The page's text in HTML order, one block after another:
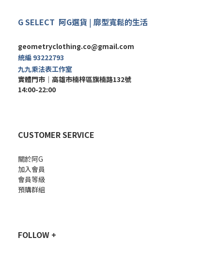
G SELECT 阿G選貨 | 廓型寬鬆的生活
geometryclothing.co@gmail.com
統編 93222793
九九乘法表工作室
實體門市｜ 高雄市楠梓區旗楠路132號
14:00-22:00
CUSTOMER SERVICE
關於阿G
加入會員
會員等級
預購群組
FOLLOW +